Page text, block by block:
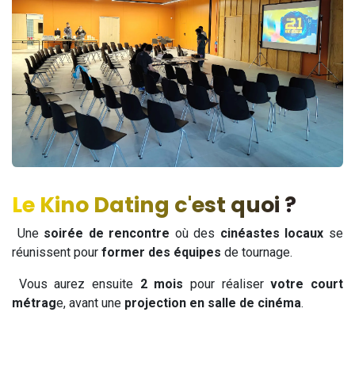
Le Kino Dating c'est quoi ?
Une soirée de rencontre où des cinéastes locaux se
réunissent pour former des équipes de tournage.
Vous aurez ensuite 2 mois pour réaliservotre court
métrage, avant une projection en salle de cinéma.